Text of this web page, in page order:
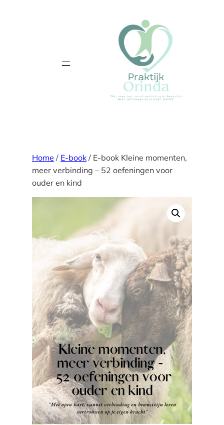
Home / E-book / E-book Kleine momenten,
meer verbinding – 52 oefeningen voor
ouder en kind